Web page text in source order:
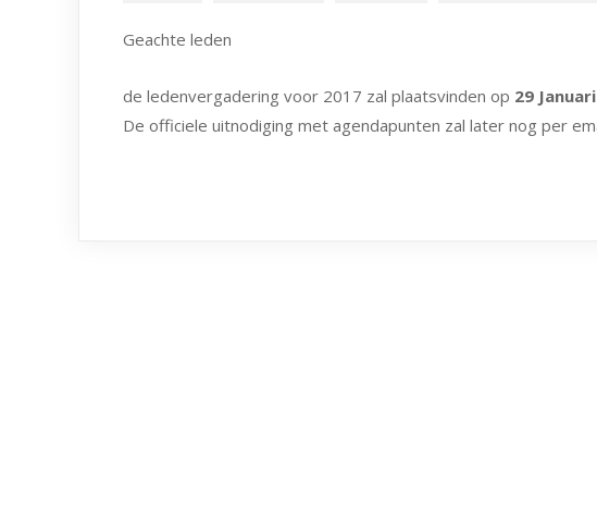
Geachte leden
de ledenvergadering voor 2017 zal plaatsvinden op 29
De officiele uitnodiging met agendapunten zal later nog per